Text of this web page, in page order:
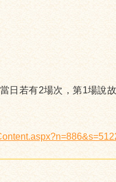
日若有2場次，第1場說